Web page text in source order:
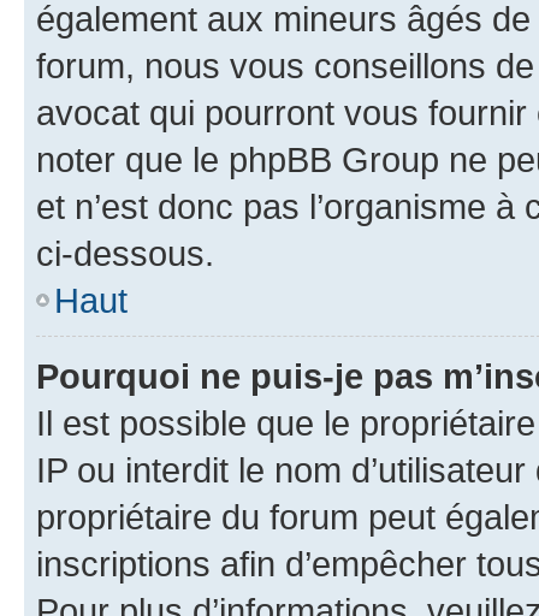
également aux mineurs âgés
forum, nous vous conseillons
avocat qui pourront vous
noter que le phpBB Group ne
et n’est donc pas l’organisme
ci-dessous.
Haut
Pourquoi ne puis-je pas
Il est possible que le
IP ou interdit le nom
propriétaire du forum peut
inscriptions afin d’empêcher